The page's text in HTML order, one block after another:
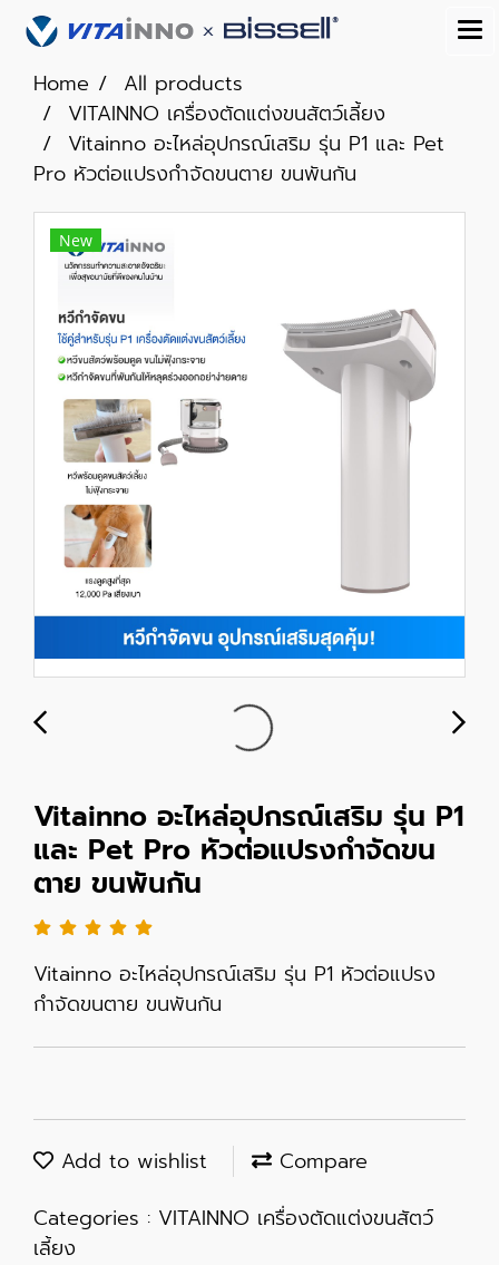
Home
All products
VITAINNO เครื่องตัดแต่งขนสัตว์เลี้ยง
Vitainno อะไหล่อุปกรณ์เสริม รุ่น P1 และ Pet
Pro หัวต่อแปรงกำจัดขนตาย ขนพันกัน
New
Vitainno อะไหล่อุปกรณ์เสริม รุ่น P1
และ Pet Pro หัวต่อแปรงกำจัดขน
ตาย ขนพันกัน
Vitainno อะไหล่อุปกรณ์เสริม รุ่น P1 หัวต่อแปรง
กำจัดขนตาย ขนพันกัน
Add to wishlist
Compare
Categories : VITAINNO เครื่องตัดแต่งขนสัตว์
เลี้ยง